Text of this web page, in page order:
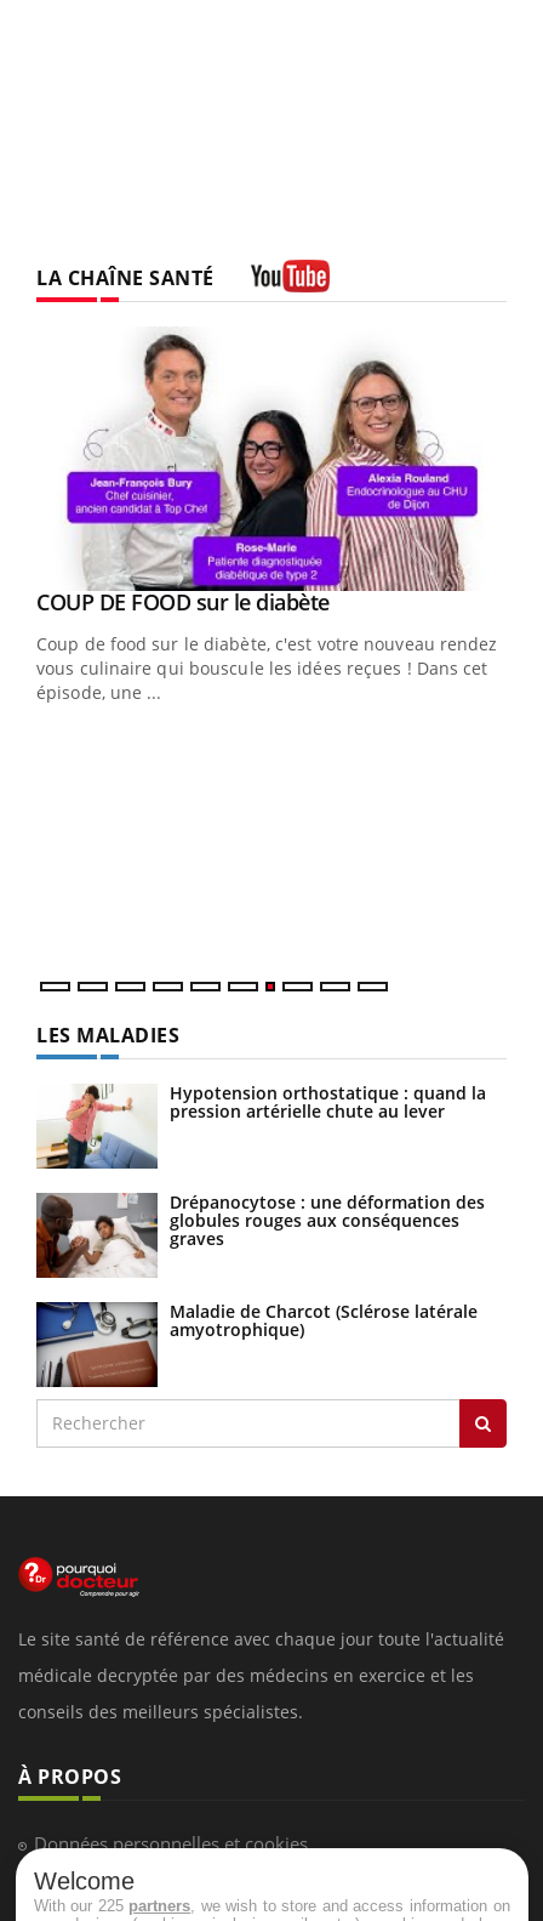
LA CHAÎNE SANTÉ
Youtube
COUP DE FOOD sur le diabèteYoutube
Coup de food sur le diabète, c'est votre nouveau rendez-
vous culinaire qui bouscule les idées reçues ! Dans cet
épisode, une ...
LES MALADIES
Hypotension orthostatique : quand la
pression artérielle chute au lever
Drépanocytose : une déformation des
globules rouges aux conséquences
graves
Maladie de Charcot (Sclérose latérale
amyotrophique)
Le site santé de référence avec chaque jour toute l'actualité
médicale decryptée par des médecins en exercice et les
conseils des meilleurs spécialistes.
À PROPOS
Données personnelles et cookies
Qui sommes-nous
Welcome
With our 225 partners , we wish to store and access information on